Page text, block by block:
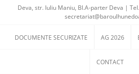
content
Deva, str. Iuliu Maniu, Bl.A-parter Deva |
DOCUMENTE SECURIZATE AG 2026
CONTACT